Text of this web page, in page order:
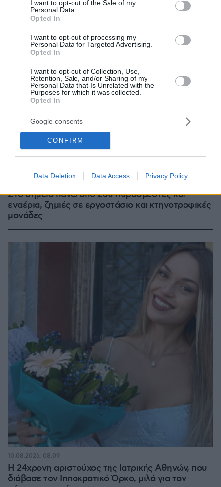
I want to opt-out of the Sale of my
Personal Data.
Opted In
I want to opt-out of processing my
Personal Data for Targeted Advertising.
Opted In
I want to opt-out of Collection, Use,
Retention, Sale, and/or Sharing of my
Personal Data that Is Unrelated with the
Purposes for which it was collected.
Opted In
Google consents
CONFIRM
Data Deletion Data Access Privacy Policy
Στο σημείο πάνω από 200 πυροσβέστες και
εναέρια, ζημιές σε εργοστάσιο και κτηνοτροφικές
μονάδες
πριν μία ώρα
Η 24χρονη αριστούχος της Ιατρικής Αθηνών, που
διάβασε τον Ιπποκρατικό Όρκο, μιλά για τον
10.08.2026, 08:09